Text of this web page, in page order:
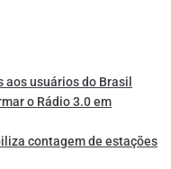
usuários do Brasil
o Rádio 3.0 em
contagem de estações